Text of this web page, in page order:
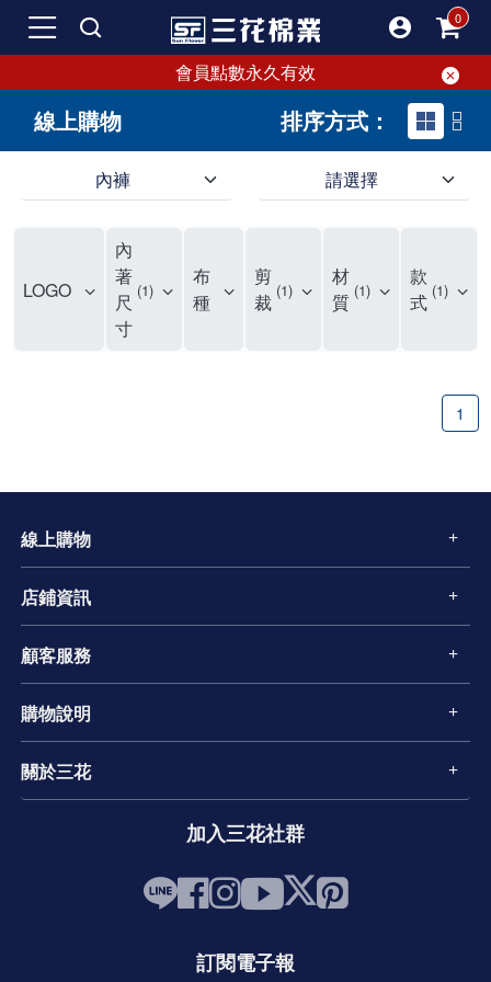
會員點數永久有效
線上購物 排序方式：
內褲 請選擇
LOGO
內
著
尺
寸
1
布
種
剪
裁 1
材
質 1
款
式 1
1
線上購物
店鋪資訊
顧客服務
購物說明
關於三花
加入三花社群
訂閱電子報